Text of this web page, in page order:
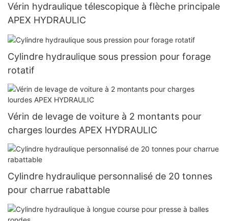
Vérin hydraulique télescopique à flèche principale
APEX HYDRAULIC
Cylindre hydraulique sous pression pour forage
rotatif
Vérin de levage de voiture à 2 montants pour
charges lourdes APEX HYDRAULIC
Cylindre hydraulique personnalisé de 20 tonnes
pour charrue rabattable